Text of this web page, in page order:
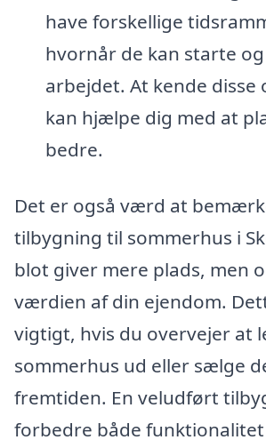
have forskellige
hvornår de kan starte
arbejdet. At kende disse
kan hjælpe dig med at
bedre.
Det er også værd at
tilbygning til sommerhus i
blot giver mere plads, men
værdien af din ejendom.
vigtigt, hvis du overvejer at
sommerhus ud eller sælge
fremtiden. En veludført
forbedre både